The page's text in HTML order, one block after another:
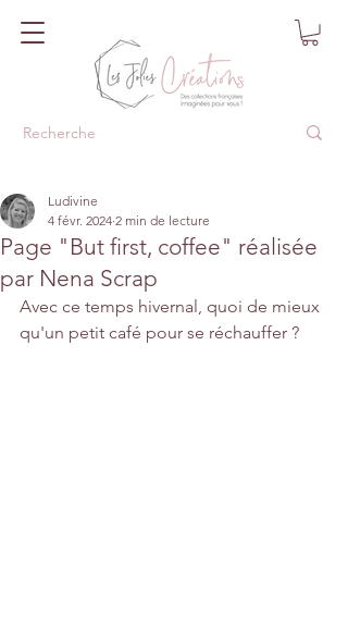
Page "But first, coffee" réalisée
par Nena Scrap
Ludivine
4 févr. 2024 2 min de lecture
Avec ce temps hivernal, quoi de mieux
qu'un petit café pour se réchauffer ?